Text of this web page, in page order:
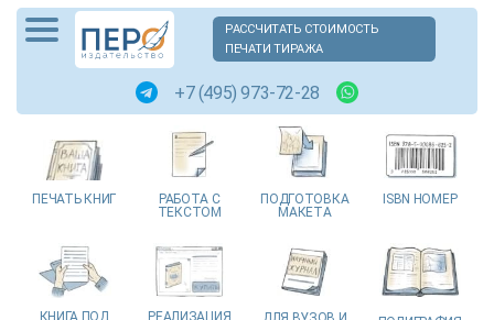
РАССЧИТАТЬ СТОИМОСТЬ
ПЕЧАТИ ТИРАЖА
+7 (495) 973-72-28
ПЕЧАТЬ КНИГ РАБОТА С
ТЕКСТОМ
ПОДГОТОВКА
МАКЕТА
ISBN НОМЕР
КНИГА ПОД
РЕАЛИЗАЦИЯ